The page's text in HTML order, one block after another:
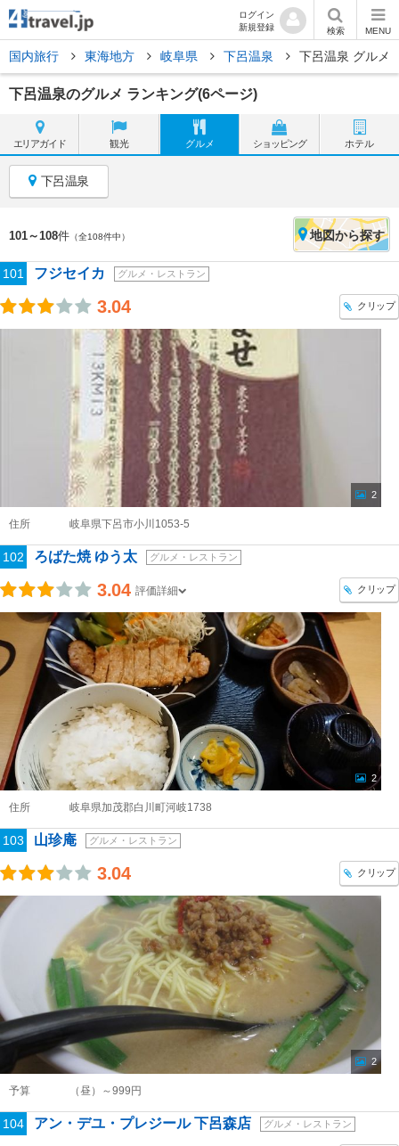
ログイン
新規登録
検索 MENU
国内旅行 東海地方 岐阜県 下呂温泉 下呂温泉 グルメ
下呂温泉のグルメ ランキング(6ページ)
エリアガイド 観光 グルメ ショッピング ホテル
下呂温泉
101～108件 （全108件中） 地図から探す
101 フジセイカ グルメ・レストラン
3.04 クリップ
2
住所 岐阜県下呂市小川1053-5
102 ろばた焼 ゆう太 グルメ・レストラン
3.04 評価詳細 クリップ
2
住所 岐阜県加茂郡白川町河岐1738
103 山珍庵 グルメ・レストラン
3.04 クリップ
2
予算 （昼）～999円
104 アン・デユ・プレジール 下呂森店 グルメ・レストラン